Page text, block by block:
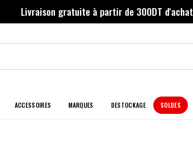
Livraison gratuite à partir de 300DT d'achat
ACCESSOIRES MARQUES DESTOCKAGE SOLDES